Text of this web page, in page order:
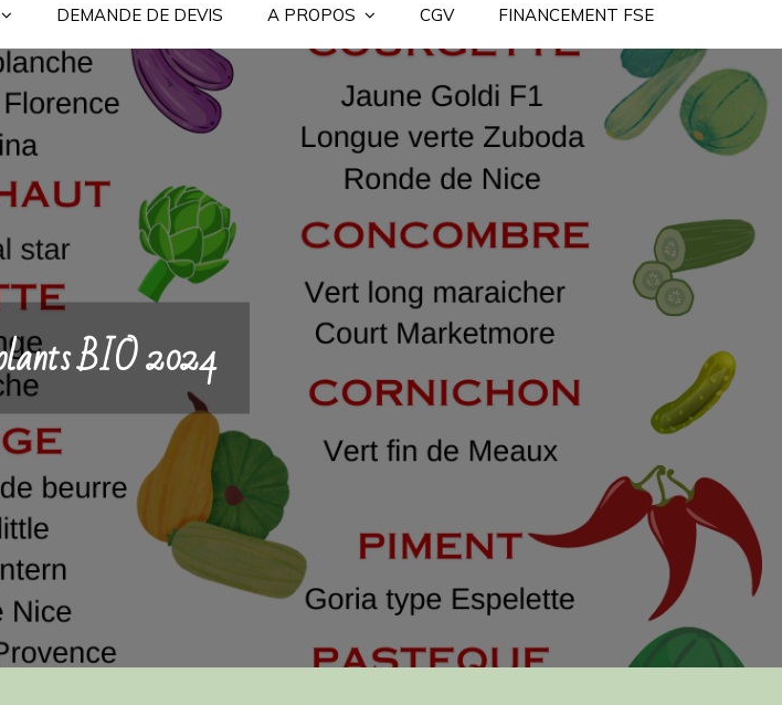
DEMANDE DE DEVIS A PROPOS CGV FINANCEMENT FSE
BIO 2024